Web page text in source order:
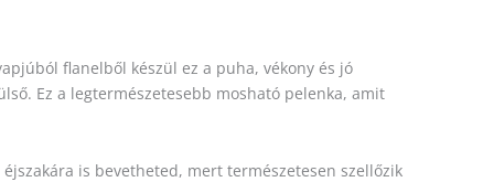
flanelből készül ez a puha, vékony és jó
Ez a legtermészetesebb mosható pelenka, amit
is bevetheted, mert természetesen szellőzik